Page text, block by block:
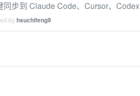
步到 Claude Code、Cursor、Codex
byhsuchifeng9